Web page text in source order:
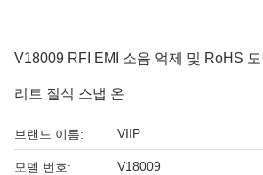
V18009 RFI EMI 소음 억제 및 RoHS 도
리트 질식 스냅 온
브랜드 이름: VIIP
모델 번호: V18009